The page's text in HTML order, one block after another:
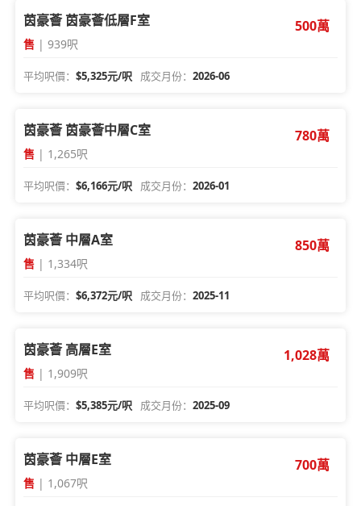
茵豪薈 茵豪薈低層F室
售 | 939呎
500萬
平均呎價：$5,325元/呎 成交月份：2026-06
茵豪薈 茵豪薈中層C室
售 | 1,265呎
780萬
平均呎價：$6,166元/呎 成交月份：2026-01
茵豪薈 中層A室
售 | 1,334呎
850萬
平均呎價：$6,372元/呎 成交月份：2025-11
茵豪薈 高層E室
售 | 1,909呎
1,028萬
平均呎價：$5,385元/呎 成交月份：2025-09
茵豪薈 中層E室
售 | 1,067呎
700萬